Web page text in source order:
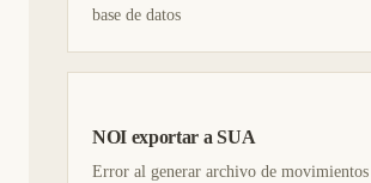
base de datos
NOI exportar a SUA
Error al generar archivo de movimientos